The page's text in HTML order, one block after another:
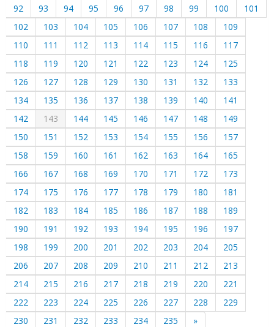
92
93 94 95 96 97 98 99 100
101
102
103 104 105 106 107 108
109
110
111 112 113 114 115 116
117
118
119 120 121 122 123 124
125
126
127 128 129 130 131 132
133
134
135 136 137 138 139 140
141
142
143 144 145 146 147 148
149
150
151 152 153 154 155 156
157
158
159 160 161 162 163 164
165
166
167 168 169 170 171 172
173
174
175 176 177 178 179 180
181
182
183 184 185 186 187 188
189
190
191 192 193 194 195 196
197
198
199 200 201 202 203 204
205
206
207 208 209 210 211 212
213
214
215 216 217 218 219 220
221
222
223 224 225 226 227 228
229
230
231 232 233 234 235 »